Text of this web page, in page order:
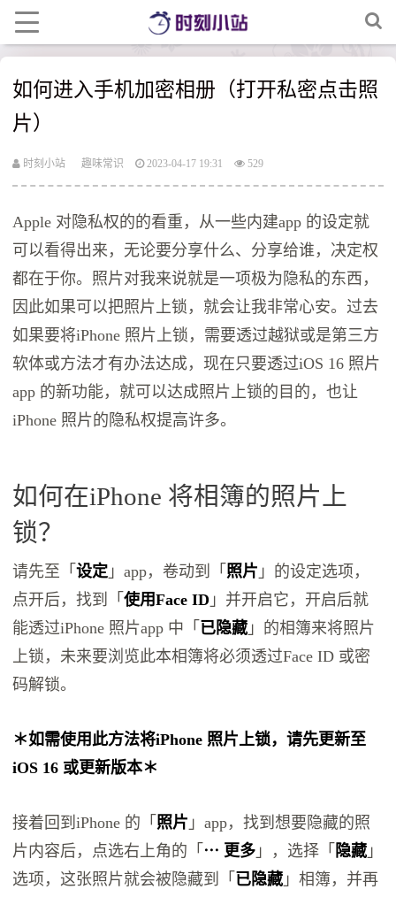
如何进入手机加密相册（打开私密点击照
片）
时刻小站 趣味常识 2023-04-17 19:31 529
Apple 对隐私权的的看重，从一些内建app 的设定就
可以看得出来，无论要分享什么、分享给谁，决定权
都在于你。照片对我来说就是一项极为隐私的东西，
因此如果可以把照片上锁，就会让我非常心安。过去
如果要将iPhone 照片上锁，需要透过越狱或是第三方
软体或方法才有办法达成，现在只要透过iOS 16 照片
app 的新功能，就可以达成照片上锁的目的，也让
iPhone 照片的隐私权提高许多。
如何在iPhone 将相簿的照片上
锁？
请先至「设定 」app，卷动到「 照片 」的设定选项，
点开后，找到「使用Face ID 」并开启它，开启后就
能透过iPhone 照片app 中「 已隐藏 」的相簿来将照片
上锁，未来要浏览此本相簿将必须透过Face ID 或密
码解锁。
＊如需使用此方法将iPhone 照片上锁，请先更新至
iOS 16 或更新版本＊
接着回到iPhone 的「 照片 」app，找到想要隐藏的照
片内容后，点选右上角的「 ⋯ 更多 」，选择「 隐藏 」
选项，这张照片就会被隐藏到「 已隐藏 」相簿，并再